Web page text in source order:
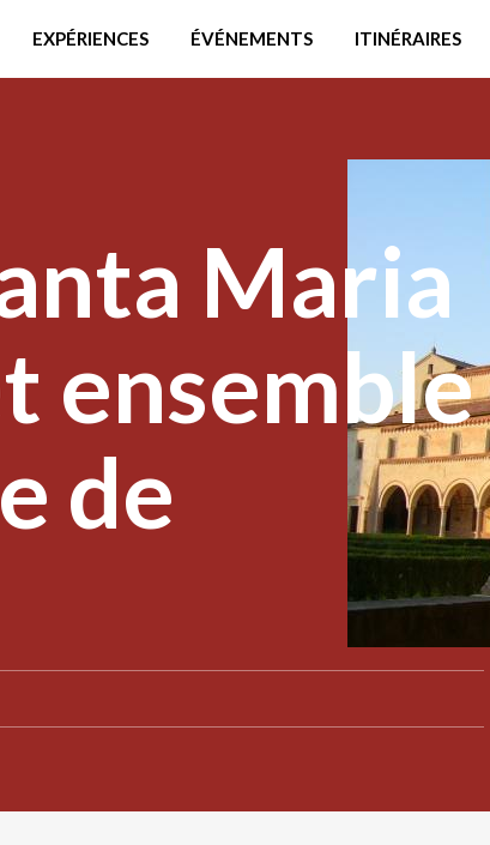
EXPÉRIENCES ÉVÉNEMENTS ITINÉRAIRES
Maria
ensemble
de